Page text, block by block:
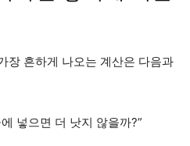
장 흔하게 나오는 계산은 다음과
넣으면 더 낫지 않을까?”